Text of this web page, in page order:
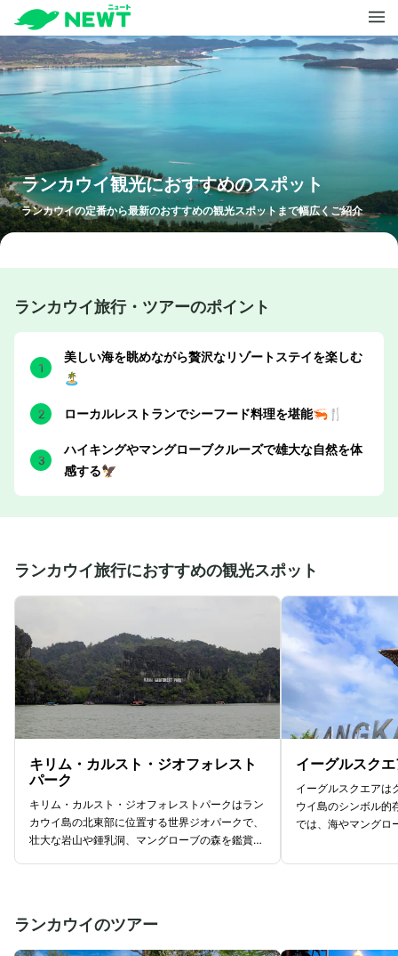
ランカウイ観光におすすめのスポット
ランカウイの定番から最新のおすすめの観光スポットまで幅広くご紹介
ランカウイ旅行・ツアーのポイント
美しい海を眺めながら贅沢なリゾートステイを楽しむ
🏝️
ローカルレストランでシーフード料理を堪能🦐🍴
ハイキングやマングローブクルーズで雄大な自然を体
感する🦅
ランカウイ旅行におすすめの観光スポット
キリム・カルスト・ジオフォレスト
パーク
キリム・カルスト・ジオフォレストパークはラン
カウイ島の北東部に位置する世界ジオパークで、
壮大な岩山や鍾乳洞、マングローブの森を鑑賞で
しょう。生態系や地形に詳しいツアーガイドと一
緒にジャングルクルーズを楽しめます。洞窟の中
イーグルスク
イーグルスクエアは
ウイ島のシンボル的
では、海やマングロ
を楽しめるのもポイ
ランカウイのツアー